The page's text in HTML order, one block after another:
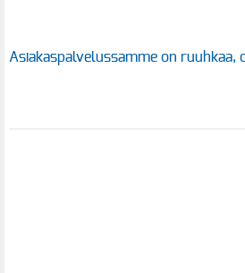
Asiakaspalvelussamme on ruuhkaa,